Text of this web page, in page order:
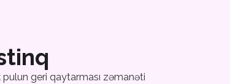
pulun geri qaytarması zəmanəti